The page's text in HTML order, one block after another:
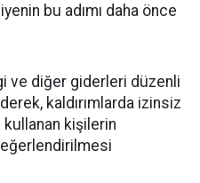
bu adımı daha önce
ve diğer giderleri düzenli
kaldırımlarda izinsiz
kullanan kişilerin